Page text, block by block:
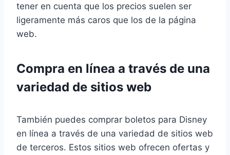
tener en cuenta que los precios suelen ser
ligeramente más caros que los de la página
web.
Compra en línea a través de una
variedad de sitios web
También puedes comprar boletos para Disney
en línea a través de una variedad de sitios web
de terceros. Estos sitios web ofrecen ofertas y